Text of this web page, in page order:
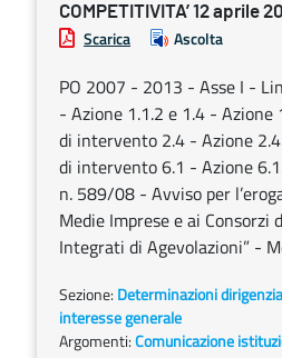
COMPETITIVITA’ 12 aprile
Scarica Ascolta
PO 2007 - 2013 - Asse I -
- Azione 1.1.2 e 1.4 - Azione
di intervento 2.4 - Azione
di intervento 6.1 - Azione
n. 589/08 - Avviso per
Medie Imprese e ai Consorzi
Integrati di Agevolazioni” -
Sezione: Determinazioni
interesse generale
Argomenti:Comunicazione